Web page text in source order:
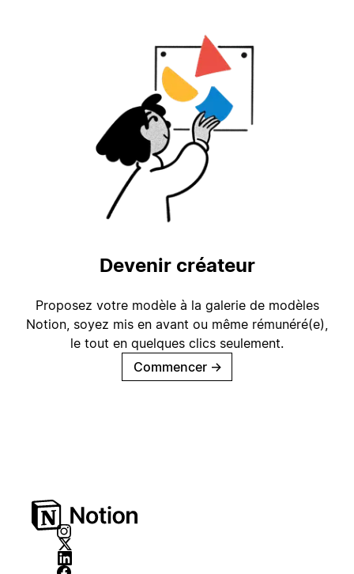
Devenir créateur
Proposez votre modèle à la galerie de modèles
Notion, soyez mis en avant ou même rémunéré(e),
le tout en quelques clics seulement.
Commencer →